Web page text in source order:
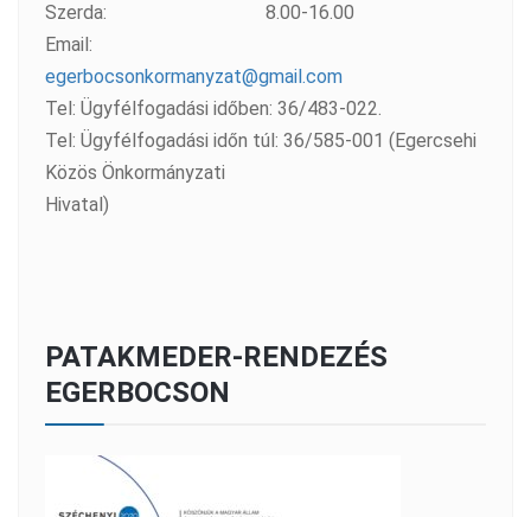
Szerda:
8.00-16.00
Email:
egerbocsonkormanyzat@gmail.com
Tel: Ügyfélfogadási időben: 36/483-022.
Tel: Ügyfélfogadási időn túl: 36/585-001 (Egercsehi
Közös Önkormányzati
Hivatal)
PATAKMEDER-RENDEZÉS
EGERBOCSON